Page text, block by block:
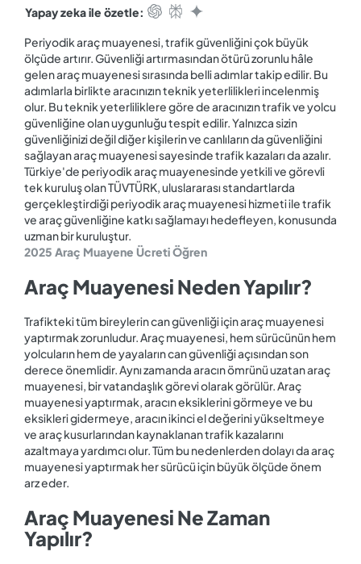
Yapay zeka ile özetle:
Periyodik araç muayenesi, trafik güvenliğini çok büyük
ölçüde artırır. Güvenliği artırmasından ötürü zorunlu hâle
gelen araç muayenesi sırasında belli adımlar takip edilir. Bu
adımlarla birlikte aracınızın teknik yeterlilikleri incelenmiş
olur. Bu teknik yeterliliklere göre de aracınızın trafik ve yolcu
güvenliğine olan uygunluğu tespit edilir. Yalnızca sizin
güvenliğinizi değil diğer kişilerin ve canlıların da güvenliğini
sağlayan araç muayenesi sayesinde trafik kazaları da azalır.
Türkiye'de periyodik araç muayenesinde yetkili ve görevli
tek kuruluş olan TÜVTÜRK, uluslararası standartlarda
gerçekleştirdiği periyodik araç muayenesi hizmeti ile trafik
ve araç güvenliğine katkı sağlamayı hedefleyen, konusunda
uzman bir kuruluştur.
2025 Araç Muayene Ücreti Öğren
Araç Muayenesi Neden Yapılır?
Trafikteki tüm bireylerin can güvenliği için araç muayenesi
yaptırmak zorunludur. Araç muayenesi, hem sürücünün hem
yolcuların hem de yayaların can güvenliği açısından son
derece önemlidir. Aynı zamanda aracın ömrünü uzatan araç
muayenesi, bir vatandaşlık görevi olarak görülür. Araç
muayenesi yaptırmak, aracın eksiklerini görmeye ve bu
eksikleri gidermeye, aracın ikinci el değerini yükseltmeye
ve araç kusurlarından kaynaklanan trafik kazalarını
azaltmaya yardımcı olur. Tüm bu nedenlerden dolayı da araç
muayenesi yaptırmak her sürücü için büyük ölçüde önem
arz eder.
Araç Muayenesi Ne Zaman
Yapılır?